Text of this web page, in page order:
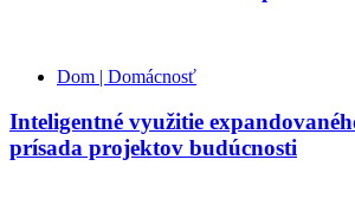
Dom | Domácnosť
Inteligentné využitie
prísada projektov budúcnosti